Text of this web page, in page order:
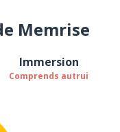
Memrise
Immersion
Comprends autrui